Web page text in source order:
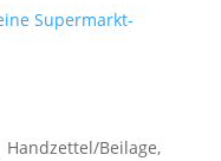
Handzettel/Beilage,